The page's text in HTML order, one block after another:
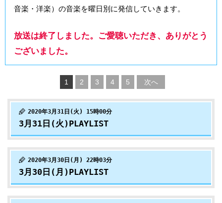
音楽・洋楽）の音楽を曜日別に発信していきます。
放送は終了しました。ご愛聴いただき、ありがとう
ございました。
1 2 3 4 5 次へ
2020年3月31日(火) 15時00分
3月31日(火)PLAYLIST
2020年3月30日(月) 22時03分
3月30日(月)PLAYLIST